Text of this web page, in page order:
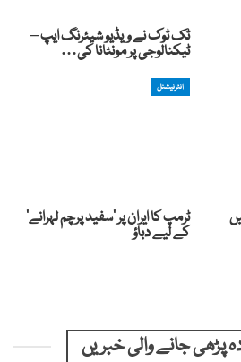
ٹک ٹوک نے ویڈیو شیئرنگ ایپ –
ٹیکنالوجی پر مونٹانا کی…
انٹرنیشنل
ٹرمپ کا ایران پر ‘سفید پرچم لہرانے’
کے لیے دباؤ
پڑھی جانے والی خبریں